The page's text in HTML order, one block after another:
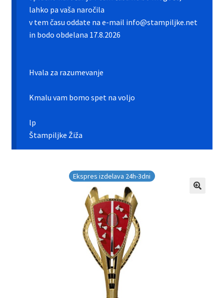
Galerija športnih vstavkov
Moj profil
lahko pa vaša naročila
v tem času oddate na e-mail info@stampiljke.net
in bodo obdelana 17.8.2026
Hvala za razumevanje
Kmalu vam bomo spet na voljo
lp
Štampiljke Žiža
Ekspres izdelava 24h-3dni